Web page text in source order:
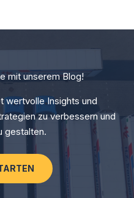
mit unserem Blog!
wertvolle Insights und
zu verbessern und
gestalten.